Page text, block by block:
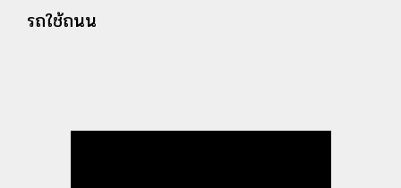
รถใช้ถนน